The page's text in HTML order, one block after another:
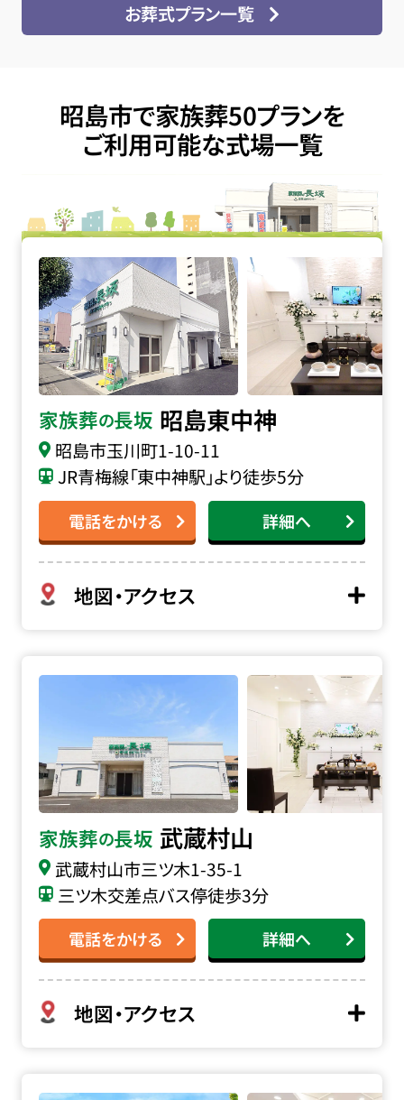
お葬式プラン一覧
昭島市で家族葬50プランを
ご利用可能な式場一覧
家族葬の長坂 昭島東中神
昭島市玉川町1-10-11
JR青梅線「東中神駅」より徒歩5分
電話をかける 詳細へ
地図・アクセス
家族葬の長坂 昭島東中神の詳細へ
家族葬の長坂 武蔵村山
武蔵村山市三ツ木1-35-1
三ツ木交差点バス停徒歩3分
電話をかける 詳細へ
地図・アクセス
家族葬の長坂 東大和上北台の詳細へ